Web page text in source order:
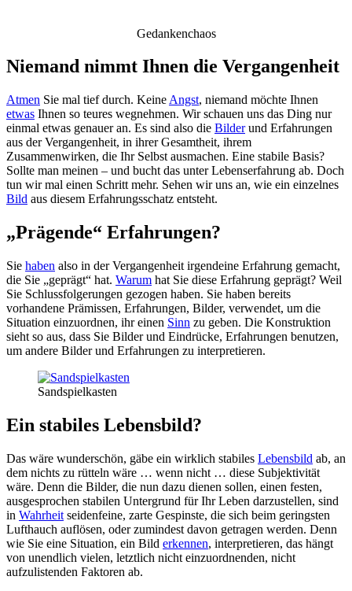
Gedankenchaos
Niemand nimmt Ihnen die Vergangenheit
Atmen Sie mal tief durch. Keine Angst, niemand möchte Ihnen
etwas Ihnen so teures wegnehmen. Wir schauen uns das Ding nur
einmal etwas genauer an. Es sind also die Bilderund Erfahrungen
aus der Vergangenheit, in ihrer Gesamtheit, ihrem
Zusammenwirken, die Ihr Selbst ausmachen. Eine stabile Basis?
Sollte man meinen – und bucht das unter Lebenserfahrung ab. Doch
tun wir mal einen Schritt mehr. Sehen wir uns an, wie ein einzelnes
Bild aus diesem Erfahrungsschatz entsteht.
„Prägende“ Erfahrungen?
Sie haben also in der Vergangenheit irgendeine Erfahrung gemacht,
die Sie „geprägt“ hat. Warum hat Sie diese Erfahrung geprägt? Weil
Sie Schlussfolgerungen gezogen haben. Sie haben bereits
vorhandene Prämissen, Erfahrungen, Bilder, verwendet, um die
Situation einzuordnen, ihr einen Sinn zu geben. Die Konstruktion
sieht so aus, dass Sie Bilder und Eindrücke, Erfahrungen benutzen,
um andere Bilder und Erfahrungen zu interpretieren.
Sandspielkasten
Ein stabiles Lebensbild?
Das wäre wunderschön, gäbe ein wirklich stabiles Lebensbild ab, an
dem nichts zu rütteln wäre … wenn nicht … diese Subjektivität
wäre. Denn die Bilder, die nun dazu dienen sollen, einen festen,
ausgesprochen stabilen Untergrund für Ihr Leben darzustellen, sind
in Wahrheit seidenfeine, zarte Gespinste, die sich beim geringsten
Lufthauch auflösen, oder zumindest davon getragen werden. Denn
wie Sie eine Situation, ein Bild erkennen, interpretieren, das hängt
von unendlich vielen, letztlich nicht einzuordnenden, nicht
aufzulistenden Faktoren ab.